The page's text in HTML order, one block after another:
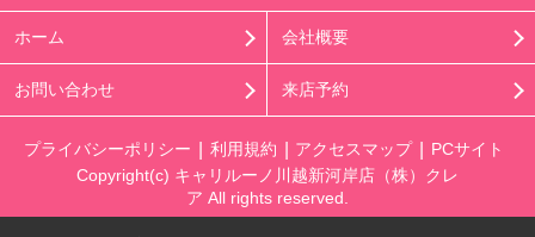
ホーム 会社概要
お問い合わせ 来店予約
プライバシーポリシー 利用規約 アクセスマップ
PCサイト
Copyright(c) キャリルーノ川越新河岸店（株）クレ
ア All rights reserved.